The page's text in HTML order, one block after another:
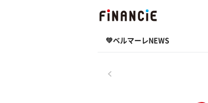
💚ベルマーレNEWS